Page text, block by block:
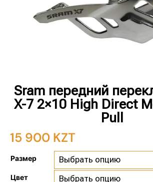
Sram передний
X-7 2×10 High Direct
Pull
15 900 KZT
Размер
Цвет